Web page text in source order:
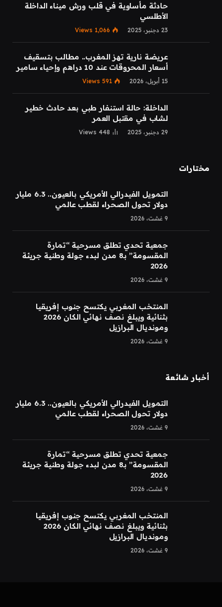
حادثة مأساوية في قلب ورش ميناء الداخلة
الأطلسي
23 دجنبر، 2025 1,066
Views
عريضة نارية تهز المغرب.. مطالب بتسقيف
أسعار المحروقات عند 10 دراهم وإحياء سامير
15 أبريل، 2026 591
Views
الداخلة: حالة استنفار طبي بعد حادث خطير
لشاب في مقتبل العمر
29 دجنبر، 2025 448
Views
مختارات
التمويل الفيدرالي الأمريكي بالعيون.. 6.3 مليار
دولار تحول الصحراء لقطب عالمي
9 غشت، 2026
جمعية تحدي تطلق مسرحية “تمارة
المقسومة” بـ8 مدن لبدء جولة وطنية جريئة
2026
9 غشت، 2026
المنتخب المغربي يكتسح جنوب إفريقيا
بثنائية ويبلغ نصف نهائي الكان 2026
ومونديال البرازيل
9 غشت، 2026
أخبار شائعة
التمويل الفيدرالي الأمريكي بالعيون.. 6.3 مليار
دولار تحول الصحراء لقطب عالمي
9 غشت، 2026
جمعية تحدي تطلق مسرحية “تمارة
المقسومة” بـ8 مدن لبدء جولة وطنية جريئة
2026
9 غشت، 2026
المنتخب المغربي يكتسح جنوب إفريقيا
بثنائية ويبلغ نصف نهائي الكان 2026
ومونديال البرازيل
9 غشت، 2026